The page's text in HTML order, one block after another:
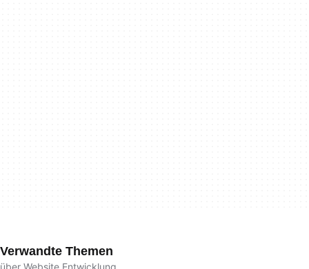
Verwandte Themen
über Website Entwicklung